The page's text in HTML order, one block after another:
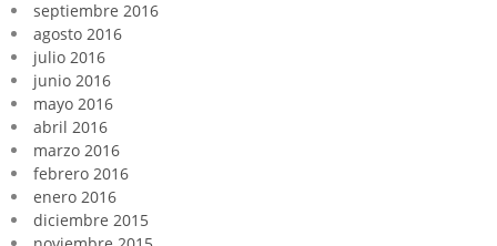
septiembre 2016
agosto 2016
julio 2016
junio 2016
mayo 2016
abril 2016
marzo 2016
febrero 2016
enero 2016
diciembre 2015